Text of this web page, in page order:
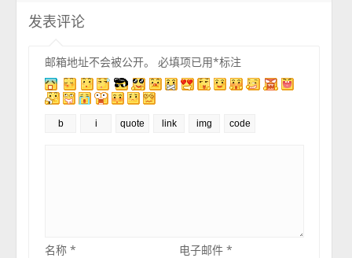
发表评论
邮箱地址不会被公开。 必填项已用*标注
名称* 电子邮件*